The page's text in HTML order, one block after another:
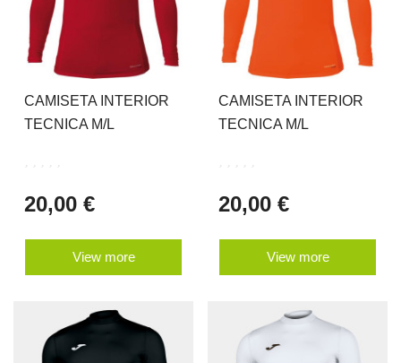
CAMISETA INTERIOR
TECNICA M/L
20,00 €
View more
CAMISETA INTERIOR
TECNICA M/L
20,00 €
View more